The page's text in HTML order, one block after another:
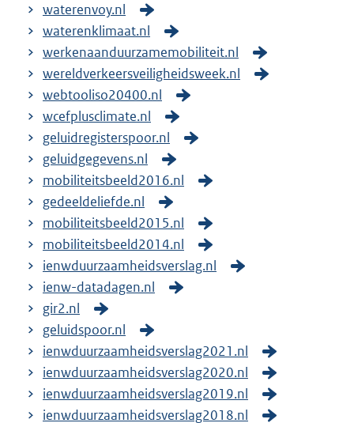
waterenvoy.nl
waterenklimaat.nl
werkenaanduurzamemobiliteit.nl
wereldverkeersveiligheidsweek.nl
webtooliso20400.nl
wcefplusclimate.nl
geluidregisterspoor.nl
geluidgegevens.nl
mobiliteitsbeeld2016.nl
gedeeldeliefde.nl
mobiliteitsbeeld2015.nl
mobiliteitsbeeld2014.nl
ienwduurzaamheidsverslag.nl
ienw-datadagen.nl
gir2.nl
geluidspoor.nl
ienwduurzaamheidsverslag2021.nl
ienwduurzaamheidsverslag2020.nl
ienwduurzaamheidsverslag2019.nl
ienwduurzaamheidsverslag2018.nl